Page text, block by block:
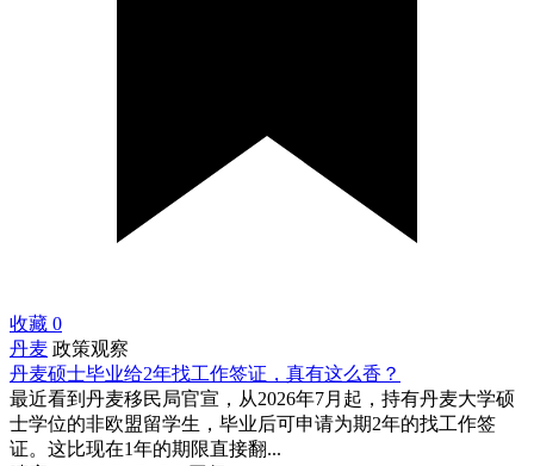
收藏 0
丹麦 政策观察
丹麦硕士毕业给2年找工作签证，真有这么香？
最近看到丹麦移民局官宣，从2026年7月起，持有丹麦大学硕
士学位的非欧盟留学生，毕业后可申请为期2年的找工作签
证。这比现在1年的期限直接翻...